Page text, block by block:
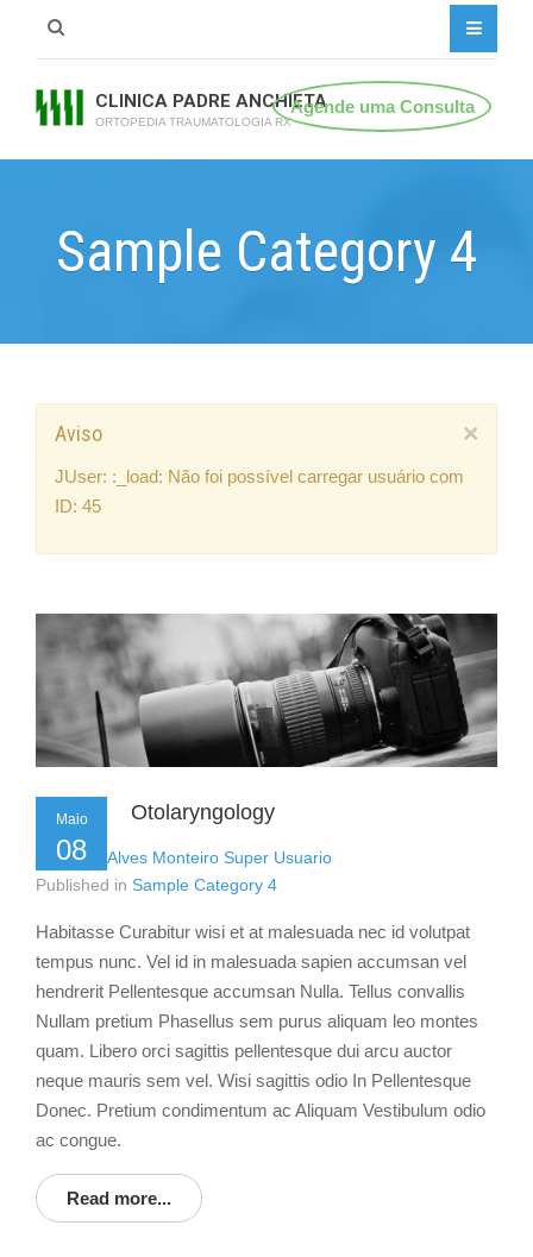
CLINICA PADRE ANCHIETA
ORTOPEDIA TRAUMATOLOGIA RX
Agende uma Consulta
Sample Category 4
×
Aviso
JUser: :_load: Não foi possível carregar usuário com
ID: 45
Maio
08
Otolaryngology
Flavio Alves Monteiro Super Usuario
Published in Sample Category 4
Habitasse Curabitur wisi et at malesuada nec id volutpat
tempus nunc. Vel id in malesuada sapien accumsan vel
hendrerit Pellentesque accumsan Nulla. Tellus convallis
Nullam pretium Phasellus sem purus aliquam leo montes
quam. Libero orci sagittis pellentesque dui arcu auctor
neque mauris sem vel. Wisi sagittis odio In Pellentesque
Donec. Pretium condimentum ac Aliquam Vestibulum odio
ac congue.
Read more...